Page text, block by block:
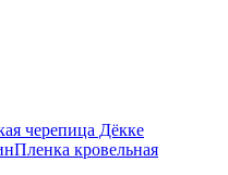
черепица Дёкке
Пленка кровельная